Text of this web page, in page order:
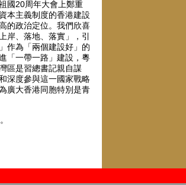
國20周年大會上鄭重
本主義制度的香港建設
的政治定位。我們欣喜
岸、落地、落實」，引
作為「兩個建設好」的
「一帶一路」建設，粵
區是習總書記親自謀
深度參與這一國家戰略
廣大香港同胞特別是青